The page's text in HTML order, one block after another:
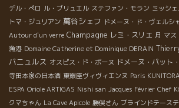
デル・ぺロ ル・ブリュエル ステファン・モラン ミッシ
トマ・ジュリアン 萬谷シェフ ドメーヌ・ド・ヴェルシ
Autour d'un verre Champagne レミ・スリエ 月 マス
漁港 Domaine Catherine et Dominique DERAIN
バニュルス オスピス・ド・ボーヌ ドメーヌ・パット
寺田本家の日本酒 東銀座ヴィヴィエンヌ Paris
ESPA Oriole ARTIGAS Nishi san Jacques Février Chef
クマちゃん La Cave Apicole 勝俣さん ブラインドテース